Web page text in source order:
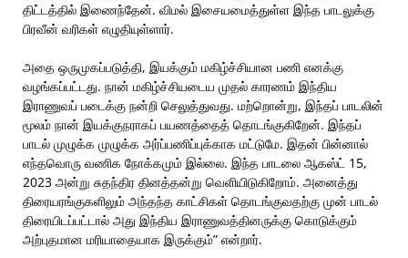
திட்டத்தில் இணைந்தேன். விமல் இசையமைத்துள்ள இந்த பாடலுக்கு
பிரவீன் வரிகள் எழுதியுள்ளார்.
அதை ஒருமுகப்படுத்தி, இயக்கும் மகிழ்ச்சியான பணி எனக்கு
வழங்கப்பட்டது. நான் மகிழ்ச்சியடைய முதல் காரணம் இந்திய
இராணுவப் படைக்கு நன்றி செலுத்துவது. மற்றொன்று, இந்தப் பாடலின்
மூலம் நான் இயக்குநராகப் பயணத்தைத் தொடங்குகிறேன். இந்தப்
பாடல் முழுக்க முழுக்க அர்ப்பணிப்புக்காக மட்டுமே. இதன் பின்னால்
எந்தவொரு வணிக நோக்கமும் இல்லை. இந்த பாடலை ஆகஸ்ட் 15,
2023 அன்று சுதந்திர தினத்தன்று வெளியிடுகிறோம். அனைத்து
திரையரங்குகளிலும் அந்தந்த காட்சிகள் தொடங்குவதற்கு முன் பாடல்
திரையிடப்பட்டால் அது இந்திய இராணுவத்தினருக்கு கொடுக்கும்
அற்புதமான மரியாதையாக இருக்கும்” என்றார்.